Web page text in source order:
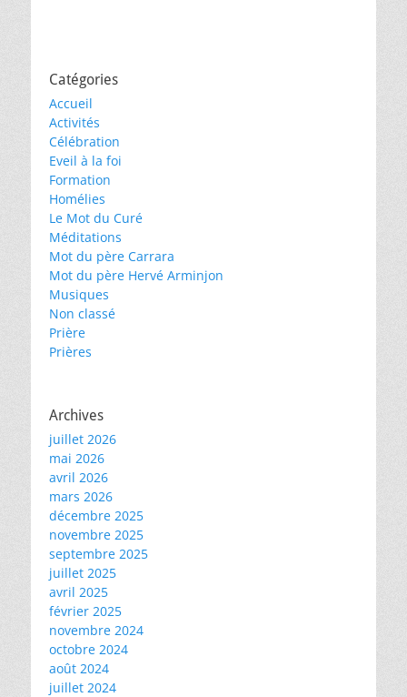
Catégories
Accueil
Activités
Célébration
Eveil à la foi
Formation
Homélies
Le Mot du Curé
Méditations
Mot du père Carrara
Mot du père Hervé Arminjon
Musiques
Non classé
Prière
Prières
Archives
juillet 2026
mai 2026
avril 2026
mars 2026
décembre 2025
novembre 2025
septembre 2025
juillet 2025
avril 2025
février 2025
novembre 2024
octobre 2024
août 2024
juillet 2024